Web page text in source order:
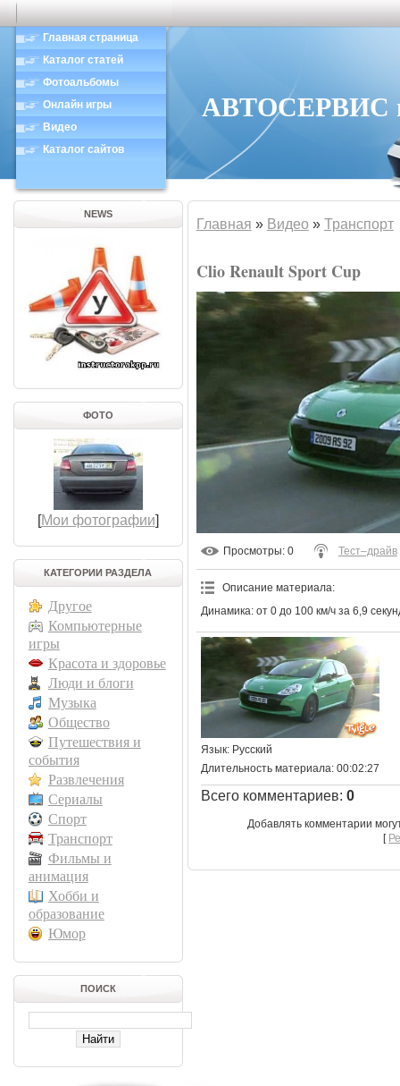
Главная страница
Каталог статей
Фотоальбомы
Онлайн игры
Видео
Каталог сайтов
АВТОСЕРВИС в
NEWS
ФОТО
[Мои фотографии]
КАТЕГОРИИ РАЗДЕЛА
Другое
Компьютерные
игры
Красота и здоровье
Люди и блоги
Музыка
Общество
Путешествия и
события
Развлечения
Сериалы
Спорт
Транспорт
Фильмы и
анимация
Хобби и
образование
Юмор
ПОИСК
Главная » Видео » Транспорт
Clio Renault Sport Cup
Просмотры: 0 Тест–драйв
Описание материала:
Динамика: от 0 до 100 км/ч за 6,9
Язык: Русский
Длительность материала: 00:02:27
Всего комментариев: 0
Добавлять комментарии
[